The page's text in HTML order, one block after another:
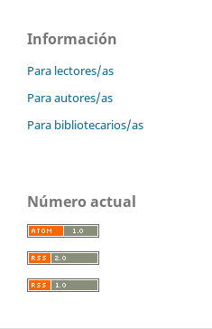
Información
Para lectores/as
Para autores/as
Para bibliotecarios/as
Número actual